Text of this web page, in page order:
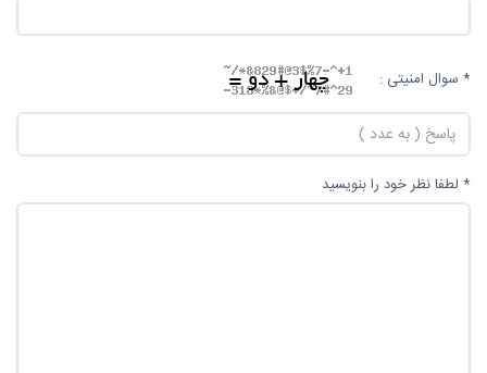
* سوال امنیتی :
* لطفا نظر خود را بنویسید